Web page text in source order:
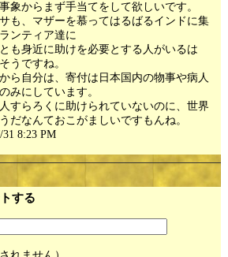
象からまず手当てをして欲しいです。
も、マザーを慕ってはるばるインドに集
ンティア達に
とも身近に助けを必要とする人がいるは
うですね。
ら自分は、寄付は日本国内の物事や病人
みにしています。
すらろくに助けられていないのに、世界
だなんておこがましいですもんね。
31 8:23 PM
する